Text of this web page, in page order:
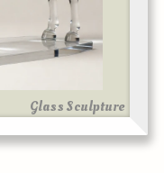
Glass Sculpture